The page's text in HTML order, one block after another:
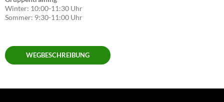
Winter: 10:00-11:30 Uhr
Sommer: 9:30-11:00 Uhr
WEGBESCHREIBUNG